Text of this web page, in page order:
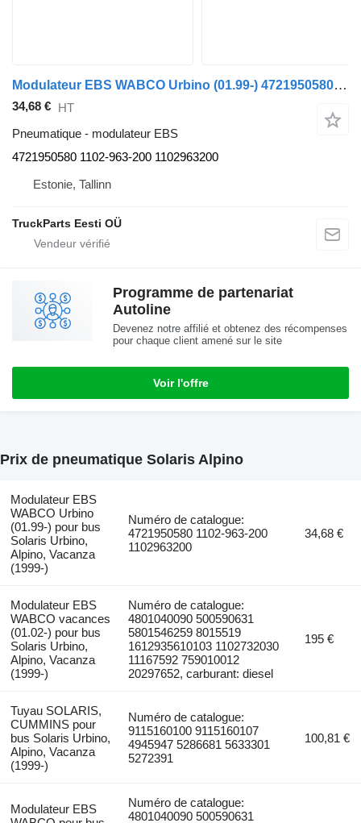
Modulateur EBS WABCO Urbino (01.99-) 4721950580 pour bus Solaris Urbino, Alpino, Vacanza (1999-)
34,68 € HT
Pneumatique - modulateur EBS
4721950580 1102-963-200 1102963200
Estonie, Tallinn
TruckParts Eesti OÜ
Programme de partenariat
Autoline
Devenez notre affilié et obtenez des récompenses
pour chaque client amené sur le site
Voir l'offre
Prix de pneumatique Solaris Alpino
Modulateur EBS
WABCO Urbino
(01.99-) pour bus
Solaris Urbino,
Alpino, Vacanza
(1999-)
Numéro de catalogue:
4721950580 1102-963-200
1102963200
34,68 €
Modulateur EBS
WABCO vacances
(01.02-) pour bus
Solaris Urbino,
Alpino, Vacanza
(1999-)
Numéro de catalogue:
4801040090 500590631
5801546259 8015519
1612935610103 1102732030
11167592 759010012
20297652, carburant: diesel
195 €
Tuyau SOLARIS,
CUMMINS pour
bus Solaris Urbino,
Alpino, Vacanza
(1999-)
Numéro de catalogue:
9115160100 9115160107
4945947 5286681 5633301
5272391
100,81 €
Modulateur EBS
Numéro de catalogue:
4801040090 500590631